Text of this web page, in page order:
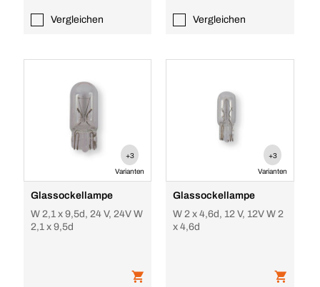
Vergleichen Vergleichen
+3
Varianten
Glassockellampe
W 2,1 x 9,5d, 24 V, 24V W
2,1 x 9,5d
+3
Varianten
Glassockellampe
W 2 x 4,6d, 12 V, 12V W 2
x 4,6d